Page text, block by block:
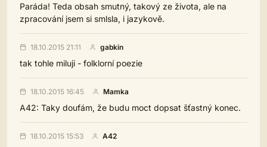
Paráda! Teda obsah smutný, takový ze života, ale na
zpracování jsem si smlsla, i jazykově.
18.10.2015 21:11 gabkin
tak tohle miluji - folklorní poezie
18.10.2015 16:45 Mamka
A42: Taky doufám, že budu moct dopsat šťastný konec.
18.10.2015 15:53 A42